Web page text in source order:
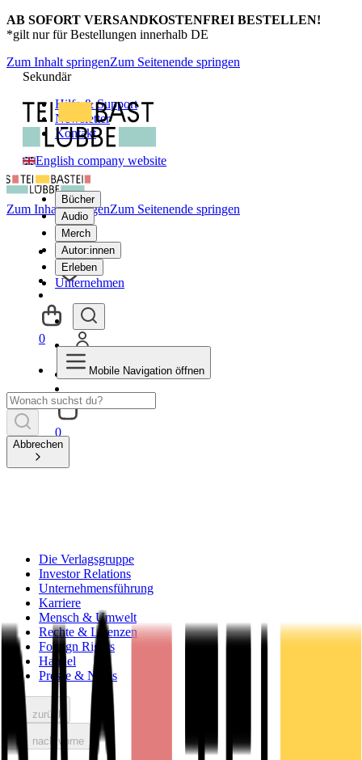
AB SOFORT VERSANDKOSTENFREI BESTELLEN!
*gilt nur für Bestellungen innerhalb DE
Zum Inhalt springenZum Seitenende springen
Sekundär
Hilfe & Support
Newsletter
Kontakt
English company website
Bücher
Audio
Merch
Autor:innen
Erleben
Unternehmen
0
Zum Inhalt springenZum Seitenende springen
0
Mobile Navigation öffnen
Abbrechen
Die Verlagsgruppe
Investor Relations
Unternehmensführung
Karriere
Mensch & Umwelt
Rechte & Lizenzen
Foreign Rights
Handel
Presse & News
zurück
nach vorne